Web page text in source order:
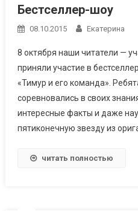
Бестселлер-шоу
08.10.2015 Екатерина
8 октября наши читатели —
приняли участие в
«Тимур и его команда».
соревновались в своих
интересные факты и даже
пятиконечную звезду из
читать полностью